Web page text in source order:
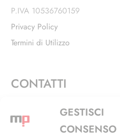
GESTISCI
CONSENSO
P.IVA 10536760159
Privacy Policy
Termini di Utilizzo
CONTATTI
Via Alfieri, 27 - Trezzano
+39 02 4846 3155